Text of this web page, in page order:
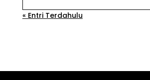
« Entri Terdahulu